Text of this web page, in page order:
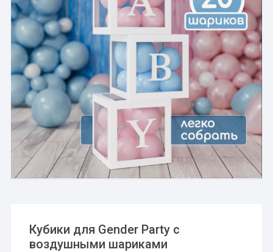
Кубики для Gender Party с
воздушными шариками